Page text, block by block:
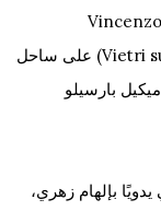
Cargaleiro)، في ورشة فينتشنزو سانتورييلو (Vincenzo
Santoriello) في فييتري سول ماري (Vietri sul Mare) على ساحل
بارسيلو
بإلهام زهري،